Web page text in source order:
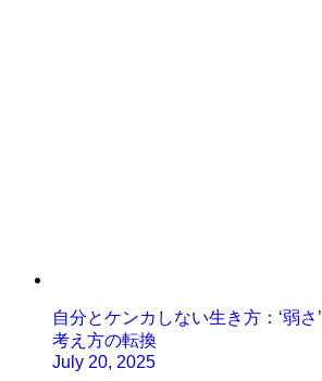
自分とケンカしない生き方：‘弱
考え方の転換
July 20, 2025